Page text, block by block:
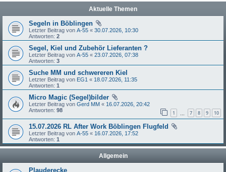
Aktuelle Themen
Segeln in Böblingen
Letzter Beitrag von A-55 « 30.07.2026, 10:30
Antworten: 2
Segel, Kiel und Zubehör Lieferanten ?
Letzter Beitrag von A-55 « 23.07.2026, 07:38
Antworten: 3
Suche MM und schwereren Kiel
Letzter Beitrag von EG1 « 18.07.2026, 11:35
Antworten: 1
Micro Magic (Segel)bilder
Letzter Beitrag von Gerd MM « 16.07.2026, 20:42
Antworten: 98 1 7 8 9 10
15.07.2026 RL After Work Böblingen Flugfeld
Letzter Beitrag von A-55 « 16.07.2026, 17:52
Antworten: 1
Allgemein
Plauderecke